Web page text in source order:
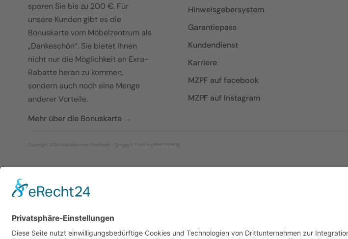
sparen Sie bis zu 200 €. Für
unsere Kunden gibt es die
Bonuskarte vom Möbelzentrum als
„Dankeschön“. Sie bietet Ihnen
nicht nur die Möglichkeit an Exra-
Rabatte heran zu kommen,
sondern auch noch eine Menge
anderer Vorteile.
Mehr über die Bonuskarte →
Hinweisgebersystem
Garantiepass
Kundendienst
Karriere
MZPF auf facebook
MZPF auf Instagram
Copyright 2024 Möbelzentrum Pforzheim – Design & Code by KRAFTJUNGS